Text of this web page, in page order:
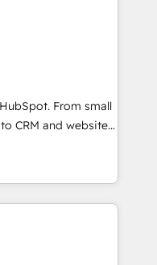
hire a technical
experience
Accreditations 🌟
🌟INBOUND’19
team of
models —
HubSpot
customers so
✔️Bespoke apps &
From small
CRM and websites.
in every inch of
in-hand with your
build a better